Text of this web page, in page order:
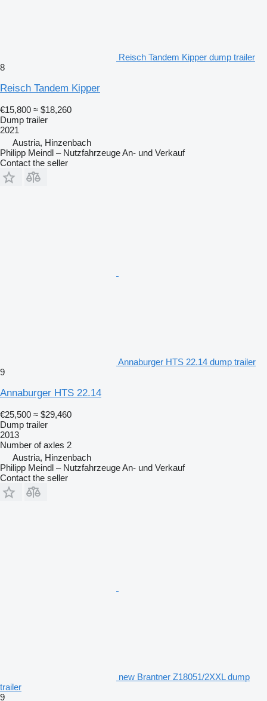
Reisch Tandem Kipper dump trailer
8
Reisch Tandem Kipper
€15,800 ≈ $18,260
Dump trailer
2021
Austria, Hinzenbach
Philipp Meindl – Nutzfahrzeuge An- und Verkauf
Contact the seller
Annaburger HTS 22.14 dump trailer
9
Annaburger HTS 22.14
€25,500 ≈ $29,460
Dump trailer
2013
Number of axles 2
Austria, Hinzenbach
Philipp Meindl – Nutzfahrzeuge An- und Verkauf
Contact the seller
new Brantner Z18051/2XXL dump
trailer
9